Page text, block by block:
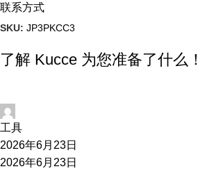
联系方式
SKU: JP3PKCC3
了解 Kucce 为您准备了什么！
工具
2026年6月23日
2026年6月23日